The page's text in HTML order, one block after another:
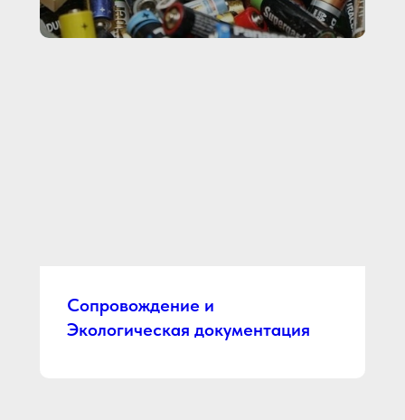
Сопровождение и
Экологическая документация